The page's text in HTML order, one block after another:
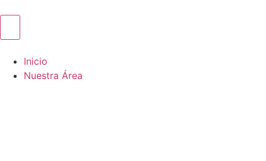
Inicio
Nuestra Área